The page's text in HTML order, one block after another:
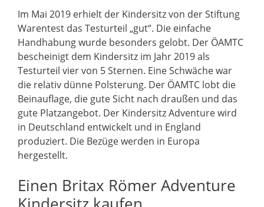
Im Mai 2019 erhielt der Kindersitz von der Stiftung
Warentest das Testurteil „gut“. Die einfache
Handhabung wurde besonders gelobt. Der ÖAMTC
bescheinigt dem Kindersitz im Jahr 2019 als
Testurteil vier von 5 Sternen. Eine Schwäche war
die relativ dünne Polsterung. Der ÖAMTC lobt die
Beinauflage, die gute Sicht nach draußen und das
gute Platzangebot. Der Kindersitz Adventure wird
in Deutschland entwickelt und in England
produziert. Die Bezüge werden in Europa
hergestellt.
Einen Britax Römer Adventure